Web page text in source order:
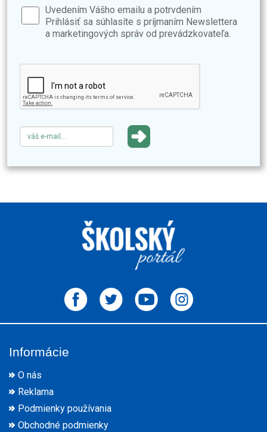
Uvedením Vášho emailu a potrvdením
Prihlásiť sa súhlasíte s príjmaním Newslettera
a marketingových správ od prevádzkovateľa.
Informácie
O nás
Reklama
Podmienky používania
Obchodné podmienky